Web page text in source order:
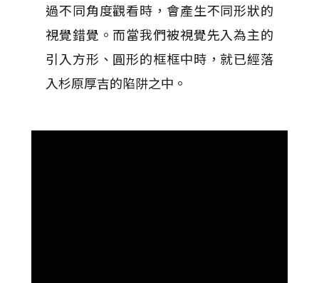
過不同角度觀看時，會產生不同形狀的
視覺錯覺。而當我們被視覺先入為主的
引入方形、圓形的框框中時，就已經落
入杉原厚吉的陷阱之中。